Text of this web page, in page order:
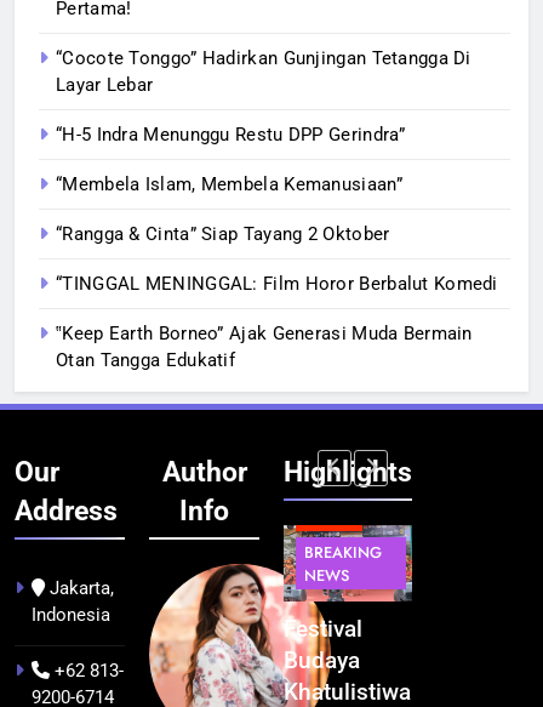
Pertama!
“Cocote Tonggo” Hadirkan Gunjingan Tetangga Di
Layar Lebar
“H-5 Indra Menunggu Restu DPP Gerindra”
“Membela Islam, Membela Kemanusiaan”
“Rangga & Cinta” Siap Tayang 2 Oktober
“TINGGAL MENINGGAL: Film Horor Berbalut Komedi
‟Keep Earth Borneo” Ajak Generasi Muda Bermain
Otan Tangga Edukatif
Our
Address
Jakarta,
Indonesia
+62 813-
9200-6714
Author
Info
Highlights
BERITA
NEWS
Kualitas
Pramuwisata
Dukung
INFRASTRUKTUR
TEKNOLOGI
Indonesia
Resmi
Bangun AI
BREAKING
NEWS
Festival
Budaya
Khatulistiwa